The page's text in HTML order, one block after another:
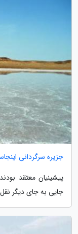
جزیره سرگردانی
پیشینیان معتقد
جایی به جای دیگر